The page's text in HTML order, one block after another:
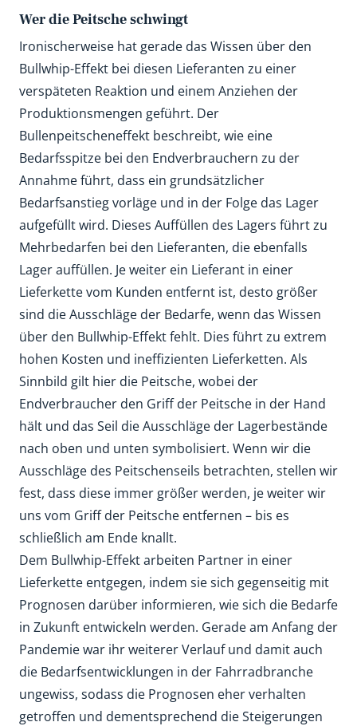
Wer die Peitsche schwingt
Ironischerweise hat gerade das Wissen über den
Bullwhip-Effekt bei diesen Lieferanten zu einer
verspäteten Reaktion und einem Anziehen der
Produktionsmengen geführt. Der
Bullenpeitscheneffekt beschreibt, wie eine
Bedarfsspitze bei den Endverbrauchern zu der
Annahme führt, dass ein grundsätzlicher
Bedarfsanstieg vorläge und in der Folge das Lager
aufgefüllt wird. Dieses Auffüllen des Lagers führt zu
Mehrbedarfen bei den Lieferanten, die ebenfalls
Lager auffüllen. Je weiter ein Lieferant in einer
Lieferkette vom Kunden entfernt ist, desto größer
sind die Ausschläge der Bedarfe, wenn das Wissen
über den Bullwhip-Effekt fehlt. Dies führt zu extrem
hohen Kosten und ineffizienten Lieferketten. Als
Sinnbild gilt hier die Peitsche, wobei der
Endverbraucher den Griff der Peitsche in der Hand
hält und das Seil die Ausschläge der Lagerbestände
nach oben und unten symbolisiert. Wenn wir die
Ausschläge des Peitschenseils betrachten, stellen wir
fest, dass diese immer größer werden, je weiter wir
uns vom Griff der Peitsche entfernen – bis es
schließlich am Ende knallt.
Dem Bullwhip-Effekt arbeiten Partner in einer
Lieferkette entgegen, indem sie sich gegenseitig mit
Prognosen darüber informieren, wie sich die Bedarfe
in Zukunft entwickeln werden. Gerade am Anfang der
Pandemie war ihr weiterer Verlauf und damit auch
die Bedarfsentwicklungen in der Fahrradbranche
ungewiss, sodass die Prognosen eher verhalten
getroffen und dementsprechend die Steigerungen